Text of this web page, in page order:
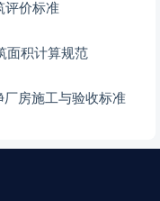
评价标准
面积计算规范
房施工与验收标准